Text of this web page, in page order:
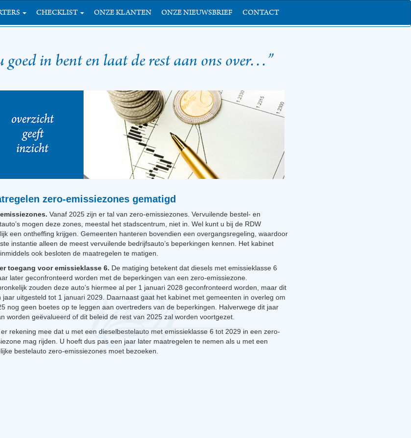
CHECKLIST ONZE KLANTEN ONZE NIEUWSBRIEF CONTACT
in bent en laat de rest aan ons over…”
zero-emissiezones gematigd
Vanaf 2025 zijn er tal van zero-emissiezones. Vervuilende bestel- en
mogen deze zones, meestal het stadscentrum, niet in. Wel kunt u bij de RDW
een ontheffing krijgen. Gemeenten hanteren bovendien een overgangsregeling, waardoor
instantie alleen de meest vervuilende bedrijfsauto’s beperkingen kennen. Het kabinet
ook besloten de maatregelen te matigen.
toegang voor emissieklasse 6. De matiging betekent dat diesels met emissieklasse 6
later geconfronteerd worden met de beperkingen van een zero-emissiezone.
zouden deze auto’s hiermee al per 1 januari 2028 geconfronteerd worden, maar dit
jaar uitgesteld tot 1 januari 2029. Daarnaast gaat het kabinet met gemeenten in overleg om
nog geen boetes op te leggen aan overtreders van de beperkingen. Halverwege dit jaar
worden geëvalueerd of dit beleid de rest van 2025 zal worden voortgezet.
rekening mee dat u met een dieselbestelauto met emissieklasse 6 tot 2029 in een zero-
mag rijden. U hoeft dus pas een jaar later maatregelen te nemen als u met een
bestelauto zero-emissiezones moet bezoeken.